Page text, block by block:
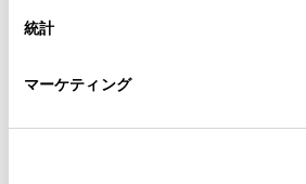
設定の変更、同意を撤回したりするに
「Cookie（クッキー）情報の取り扱い
統計
マーケティング
車台番号（下3桁）【694】
※ 「定期点検整備なし(要整備箇所あり)」の